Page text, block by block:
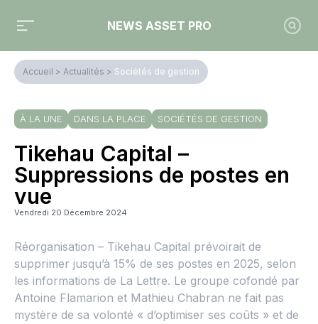
NEWS ASSET PRO
Accueil > Actualités > Sociétés de gestion
À LA UNE DANS LA PLACE SOCIÉTÉS DE GESTION
Tikehau Capital –
Suppressions de postes en
vue
Vendredi 20 Décembre 2024
Réorganisation – Tikehau Capital prévoirait de
supprimer jusqu’à 15% de ses postes en 2025, selon
les informations de La Lettre. Le groupe cofondé par
Antoine Flamarion et Mathieu Chabran ne fait pas
mystère de sa volonté « d’optimiser ses coûts » et de